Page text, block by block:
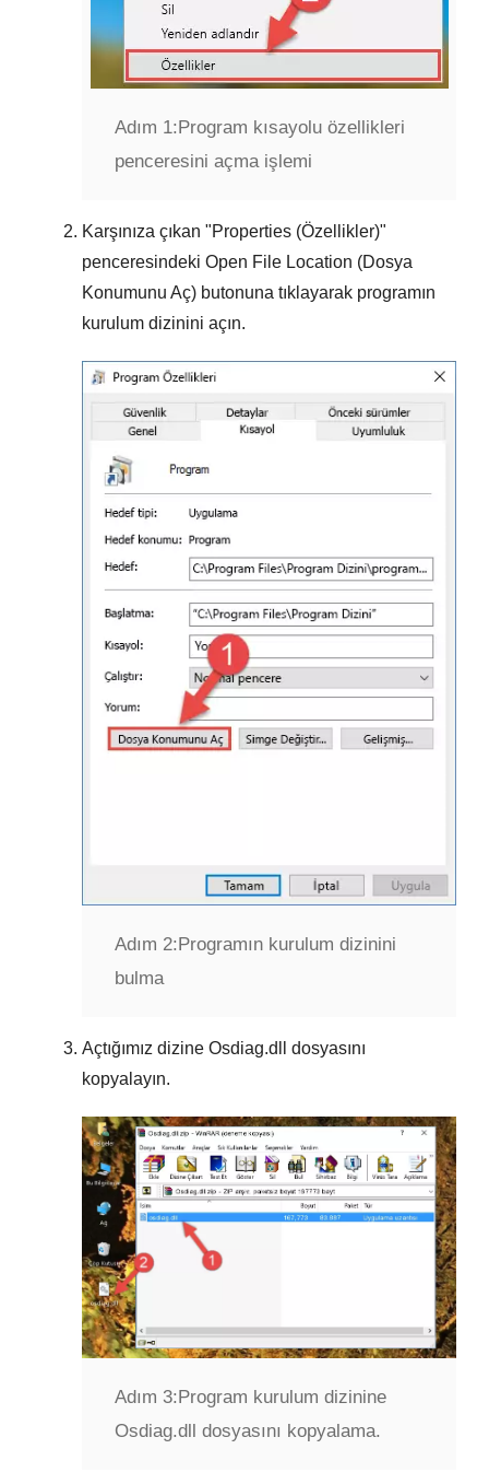
Adım 1:Program kısayolu özellikleri
penceresini açma işlemi
Karşınıza çıkan "Properties (Özellikler)"
penceresindeki Open File Location (Dosya
Konumunu Aç) butonuna tıklayarak programın
kurulum dizinini açın.
Adım 2:Programın kurulum dizinini
bulma
Açtığımız dizine Osdiag.dll
dosyasını
kopyalayın.
Adım 3: Program kurulum dizinine
Osdiag.dll dosyasını kopyalama.